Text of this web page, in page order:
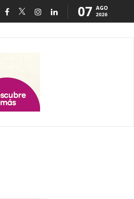
07 AGO
2026